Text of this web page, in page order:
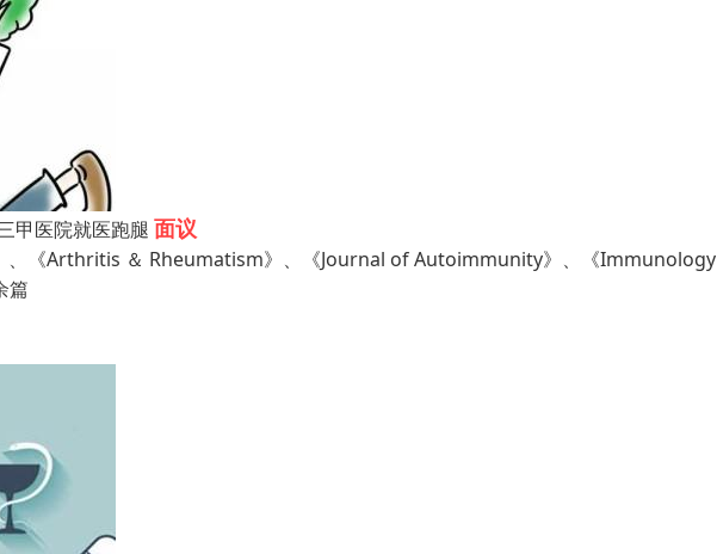
甲医院就医跑腿 面议
、《Arthritis ＆ Rheumatism》、《Journal of Autoimmunity》、《
篇